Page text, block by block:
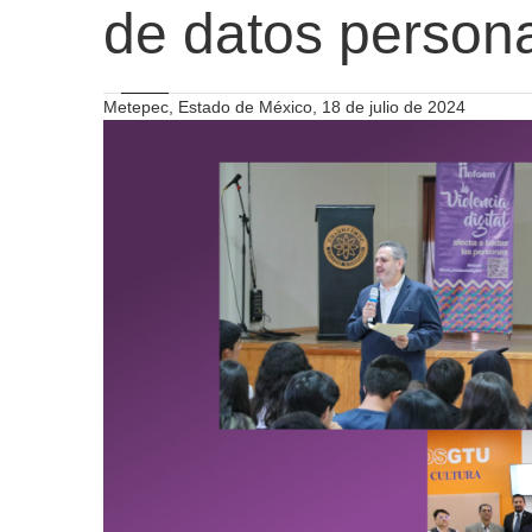
de datos
Metepec, Estado de México, 18 de julio de 2024